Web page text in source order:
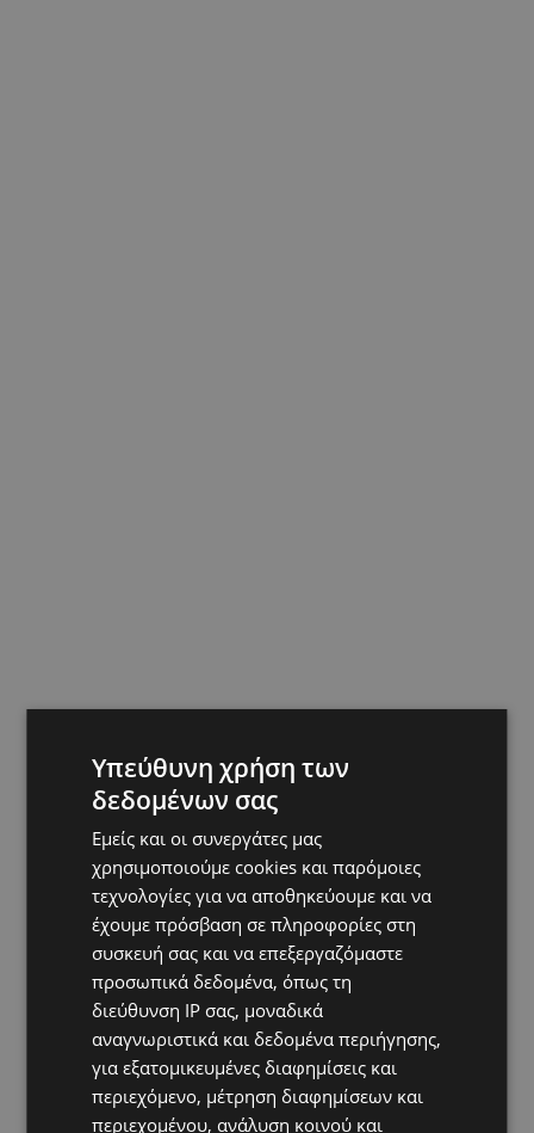
Hot this week
VIBE NEWS
Η Peugeot είναι ο επίσημος συνεργάτης του
Φεστιβάλ Κινηματογράφου της Βενετίας
VIBE NEWS
Υπεύθυνη χρήση των
δεδομένων σας
Εμείς και οι συνεργάτες μας
χρησιμοποιούμε cookies και παρόμοιες
τεχνολογίες για να αποθηκεύουμε και να
έχουμε πρόσβαση σε πληροφορίες στη
συσκευή σας και να επεξεργαζόμαστε
προσωπικά δεδομένα, όπως τη
διεύθυνση IP σας, μοναδικά
αναγνωριστικά και δεδομένα περιήγησης,
για εξατομικευμένες διαφημίσεις και
περιεχόμενο, μέτρηση διαφημίσεων και
περιεχομένου, ανάλυση κοινού και